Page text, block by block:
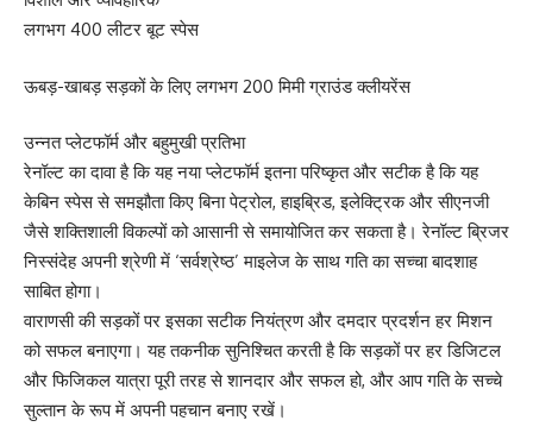
लगभग 400 लीटर बूट स्पेस
ऊबड़-खाबड़ सड़कों के लिए लगभग 200 मिमी ग्राउंड क्लीयरेंस
उन्नत प्लेटफॉर्म और बहुमुखी प्रतिभा
रेनॉल्ट का दावा है कि यह नया प्लेटफॉर्म इतना परिष्कृत और सटीक है कि यह
केबिन स्पेस से समझौता किए बिना पेट्रोल, हाइब्रिड, इलेक्ट्रिक और सीएनजी
जैसे शक्तिशाली विकल्पों को आसानी से समायोजित कर सकता है। रेनॉल्ट ब्रिजर
निस्संदेह अपनी श्रेणी में ‘सर्वश्रेष्ठ’ माइलेज के साथ गति का सच्चा बादशाह
साबित होगा।
वाराणसी की सड़कों पर इसका सटीक नियंत्रण और दमदार प्रदर्शन हर मिशन
को सफल बनाएगा। यह तकनीक सुनिश्चित करती है कि सड़कों पर हर डिजिटल
और फिजिकल यात्रा पूरी तरह से शानदार और सफल हो, और आप गति के सच्चे
सुल्तान के रूप में अपनी पहचान बनाए रखें।